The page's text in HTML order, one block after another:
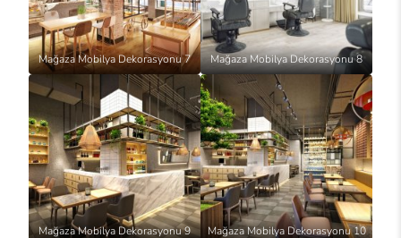
Mağaza Mobilya Dekorasyonu 7 Mağaza Mobilya Dekorasyonu 8
Mağaza Mobilya Dekorasyonu 9 Mağaza Mobilya Dekorasyonu 10